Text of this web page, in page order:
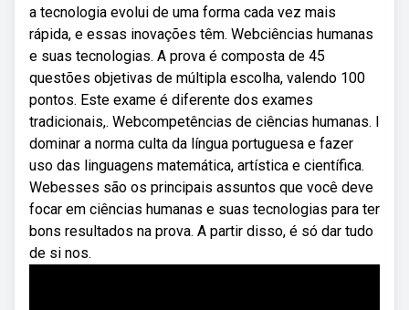
a tecnologia evolui de uma forma cada vez mais
rápida, e essas inovações têm. Webciências humanas
e suas tecnologias. A prova é composta de 45
questões objetivas de múltipla escolha, valendo 100
pontos. Este exame é diferente dos exames
tradicionais,. Webcompetências de ciências humanas. I
dominar a norma culta da língua portuguesa e fazer
uso das linguagens matemática, artística e científica.
Webesses são os principais assuntos que você deve
focar em ciências humanas e suas tecnologias para ter
bons resultados na prova. A partir disso, é só dar tudo
de si nos.